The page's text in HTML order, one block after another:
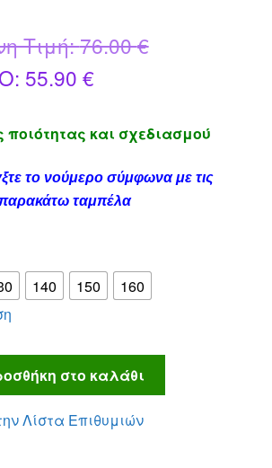
Τιμή:76.00€Original
76.00 €.
55.90 €Η
τιμή
είναι:
55.90 €.
και σχεδιασμού
το νούμερο σύμφωνα με τις
ταμπέλα
140 150
160
στο καλάθι
Λίστα Επιθυμιών